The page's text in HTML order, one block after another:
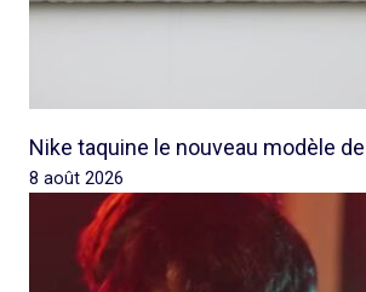
Nike taquine le nouveau modèle
8 août 2026